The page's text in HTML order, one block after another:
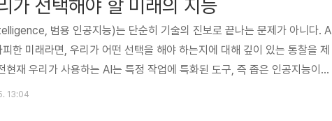
가 선택해야 할 미래의 지능
범용 인공지능)는 단순히 기술의 진보로 끝나는 문제가 아니다. A
한 미래라면, 우리가 어떤 선택을 해야 하는지에 대해 깊이 있는 통찰을 제
현재 우리가 사용하는 AI는 특정 작업에 특화된 도구, 즉 좁은 인공지능이
는 인간처럼 새로운 지식을 스스로 학습하고, 다양한 문제를 해결하며, 예
13:04